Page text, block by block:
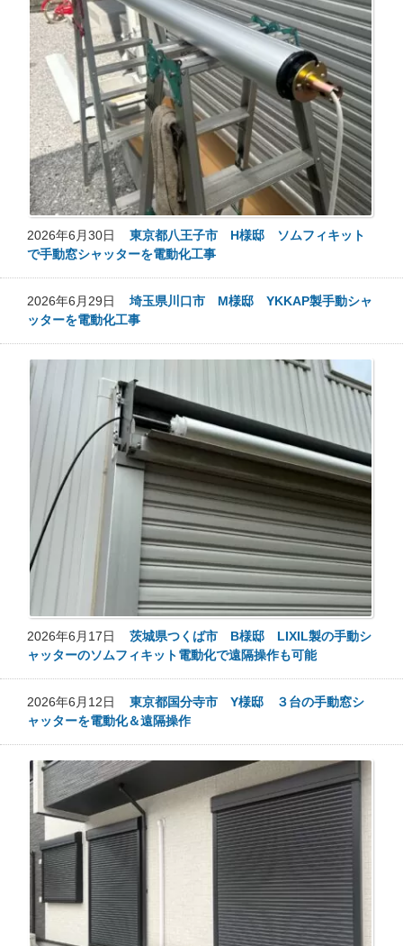
2026年6月30日 東京都八王子市 H様邸 ソムフィキット
で手動窓シャッターを電動化工事
2026年6月29日 埼玉県川口市 M様邸 YKKAP製手動シャ
ッターを電動化工事
2026年6月17日 茨城県つくば市 B様邸 LIXIL製の手動シ
ャッターのソムフィキット電動化で遠隔操作も可能
2026年6月12日 東京都国分寺市 Y様邸 ３台の手動窓シ
ャッターを電動化＆遠隔操作